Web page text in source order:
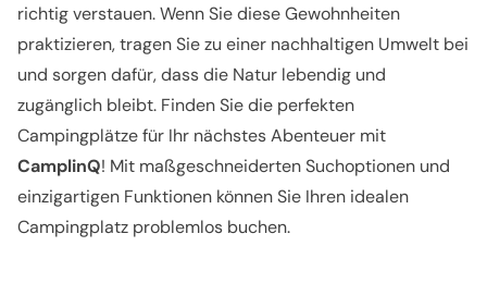
richtig verstauen. Wenn Sie diese Gewohnheiten
praktizieren, tragen Sie zu einer nachhaltigen Umwelt bei
und sorgen dafür, dass die Natur lebendig und
zugänglich bleibt. Finden Sie die perfekten
Campingplätzefür Ihr nächstes Abenteuer mit
CamplinQ! Mit maßgeschneiderten Suchoptionen und
einzigartigen Funktionen können Sie Ihren idealen
Campingplatz problemlos buchen.